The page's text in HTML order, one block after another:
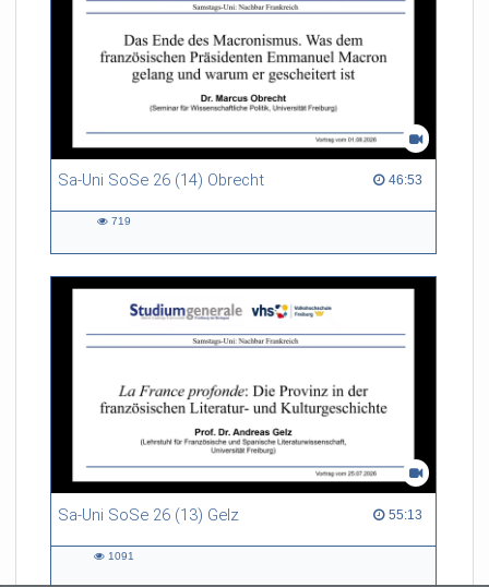
Sa-Uni SoSe 26 (14) Obrecht 46:53
46:53 duration
719
Sa-Uni SoSe 26 (13) Gelz 55:13
55:13 duration
1091